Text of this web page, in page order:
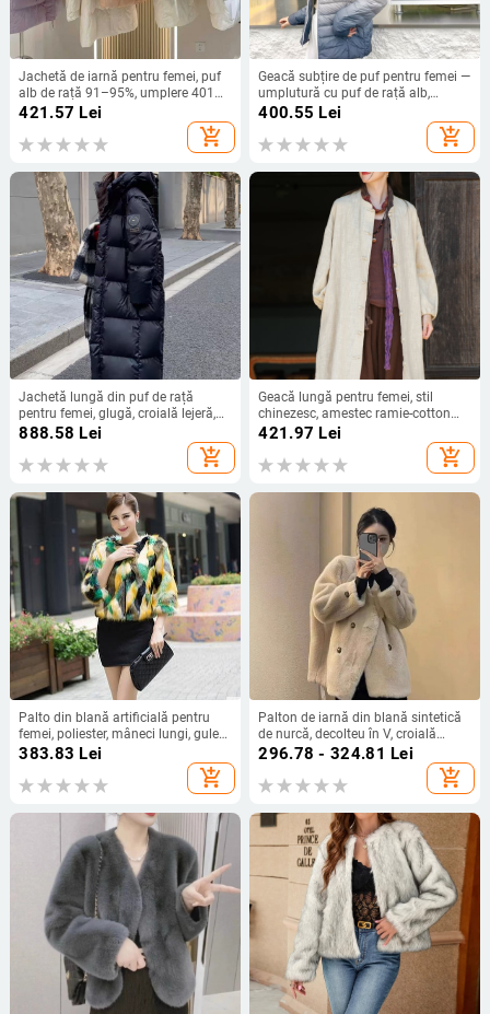
Jachetă de iarnă pentru femei, puf
alb de rață 91–95%, umplere 401–
450 g, lungime medie, mâneci lungi,
421.57 Lei
add_shopping_cart
Geacă subțire de puf pentru femei —
umplutură cu puf de rață alb,
croială slim, guler înalt, fermoar,
lungime foarte scurtă (≤40 cm)
400.55 Lei
add_shopping_cart
Jachetă lungă din puf de rață
pentru femei, glugă, croială lejeră,
izolație groasă, material nylon,
888.58 Lei
add_shopping_cart
Geacă lungă pentru femei, stil
chinezesc, amestec ramie-cotton
(70–80% ramie, <30% bumbac),
finisaj cu nisip, mâneci tip felinar,
guler rotund, închidere cu nasturi pe
421.97 Lei
add_shopping_cart
Palto din blană artificială pentru
femei, poliester, mâneci lungi, guler
rotund, lungime 50–65 cm
383.83 Lei
add_shopping_cart
Palton de iarnă din blană sintetică
de nurcă, decolteu în V, croială
lejeră, mărime mare
296.78 - 324.81 Lei
add_shopping_cart